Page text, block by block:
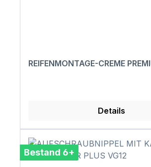
REIFENMONTAGE-CREME
Details
Bestand 6+